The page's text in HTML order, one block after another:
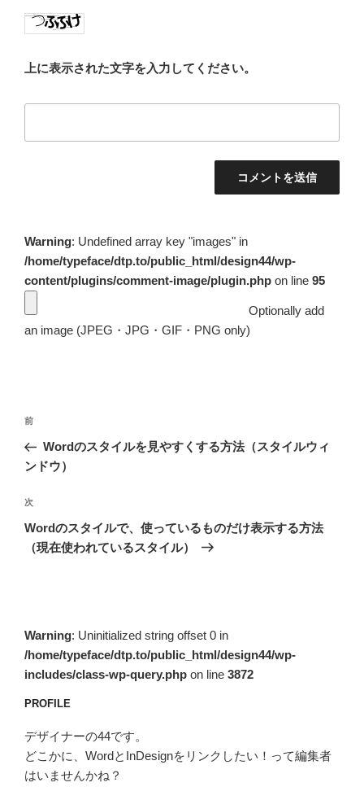
上に表示された文字を入力してください。
Warning: Undefined array key "images" in
/home/typeface/dtp.to/public_html/design44/wp-
content/plugins/comment-image/plugin.php on line 95
Optionally add
an image (JPEG・JPG・GIF・PNG only)
投
ナ
ゲ
ー
シ
前
の
投
前
Wordのスタイルを見やすくする方法（スタイルウィ
ンドウ）
次
の
投
次
Wordのスタイルで、使っているものだけ表示する方法
（現在使われているスタイル）
Warning: Uninitialized string offset 0 in
/home/typeface/dtp.to/public_html/design44/wp-
includes/class-wp-query.php on line 3872
PROFILE
デザイナーの44です。
どこかに、WordとInDesignをリンクしたい！って編集者
はいませんかね？